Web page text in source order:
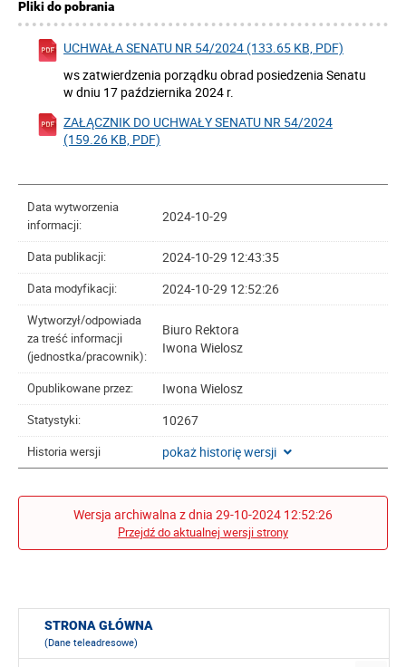
Pliki do pobrania
UCHWAŁA SENATU NR 54/2024 (133.65 KB, PDF)
ws zatwierdzenia porządku obrad posiedzenia Senatu
w dniu 17 października 2024 r.
ZAŁĄCZNIK DO UCHWAŁY SENATU NR 54/2024
(159.26 KB, PDF)
Data wytworzenia
informacji:
2024-10-29
Data publikacji: 2024-10-29 12:43:35
Data modyfikacji: 2024-10-29 12:52:26
Wytworzył/odpowiada
za treść informacji
(jednostka/pracownik):
Biuro Rektora
Iwona Wielosz
Opublikowane przez: Iwona Wielosz
Statystyki: 10267
Historia wersji pokaż historię wersji
Wersja archiwalna z dnia 29-10-2024 12:52:26
Przejdź do aktualnej wersji strony
STRONA GŁÓWNA
(Dane teleadresowe)